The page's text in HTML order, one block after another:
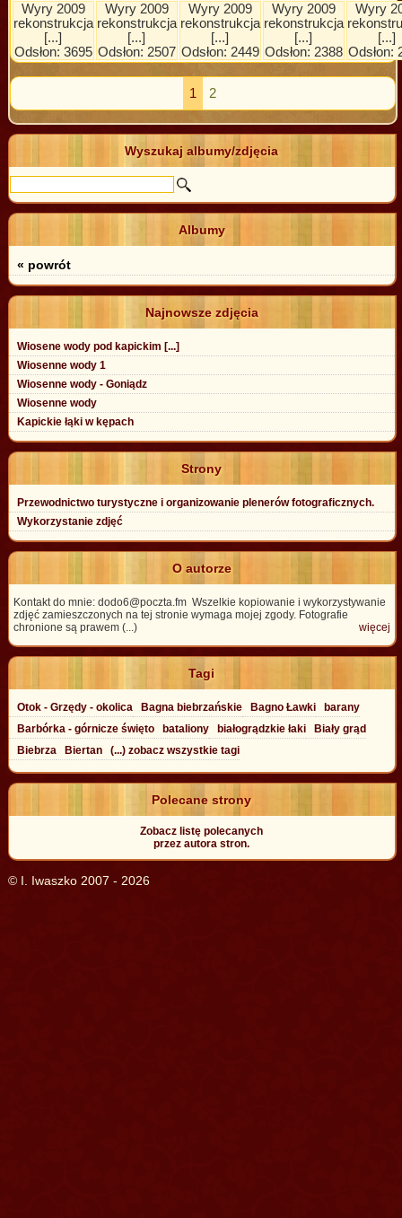
Wyry 2009
rekonstrukcja
[...]
Odsłon: 3695
Wyry 2009
rekonstrukcja
[...]
Odsłon: 2507
Wyry 2009
rekonstrukcja
[...]
Odsłon: 2449
Wyry 2009
rekonstrukcja
[...]
Odsłon: 2388
Wyry
[...]
Odsłon:
1 2
Wyszukaj albumy/zdjęcia
Albumy
« powrót
Najnowsze zdjęcia
Wiosene wody pod kapickim [...]
Wiosenne wody 1
Wiosenne wody - Goniądz
Wiosenne wody
Kapickie łąki w kępach
Strony
Przewodnictwo turystyczne i organizowanie plenerów fotograficznych.
Wykorzystanie zdjęć
O autorze
Kontakt do mnie: dodo6@poczta.fm Wszelkie kopiowanie i wykorzystywanie
zdjęć zamieszczonych na tej stronie wymaga mojej zgody. Fotografie
chronione są prawem (...)
więcej
Tagi
Otok - Grzędy - okolica Bagna biebrzańskie Bagno Ławki
barany
Barbórka - górnicze święto
bataliony białogrądzkie łaki
Biały grąd
Biebrza
Biertan (...) zobacz wszystkie tagi
Polecane strony
Zobacz listę polecanych
przez autora stron.
© I. Iwaszko 2007 - 2026